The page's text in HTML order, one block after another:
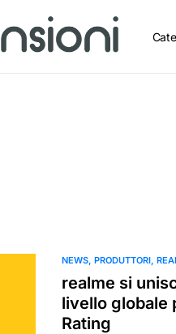
NEWS PRODUTTORI
realme si
livello globale
Rating